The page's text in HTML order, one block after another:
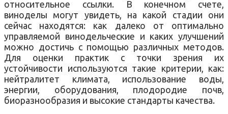
относительное ссылки. В конечном счете,
виноделы могут увидеть, на какой стадии они
сейчас находятся: как далеко от оптимально
управляемой винодельческие и каких улучшений
можно достичь с помощью различных методов.
Для оценки практик с точки зрения их
устойчивости используются такие критерии, как:
нейтралитет климата, использование воды,
энергии, оборудования, плодородие почв,
биоразнообразия и высокие стандарты качества.